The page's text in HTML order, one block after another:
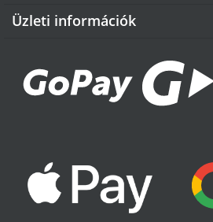
Üzleti információk